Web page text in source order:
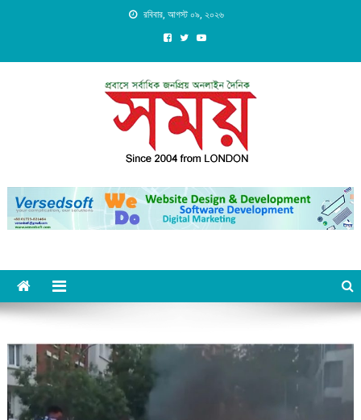
রবিবার, আগস্ট ০৯, ২০২৬
Daily Shomoy, Since 2004
from LONDON